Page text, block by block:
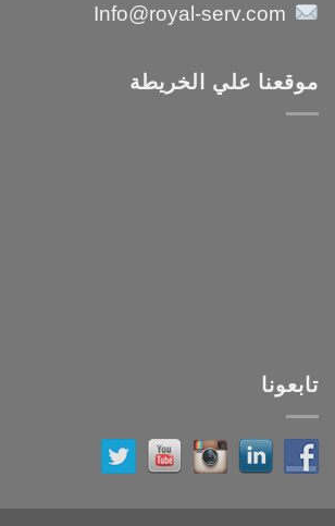
Info@royal-serv.com
موقعنا علي الخريطة
تابعونا